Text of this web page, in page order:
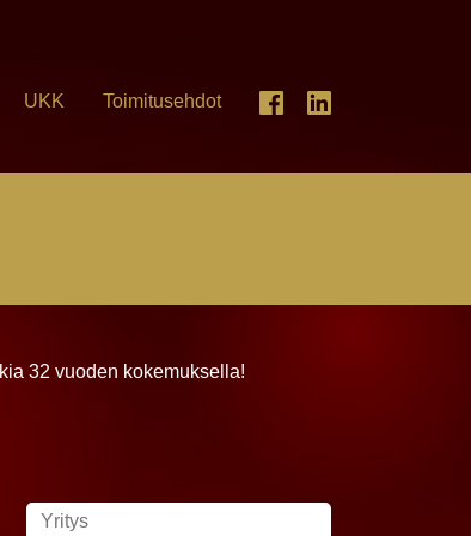
UKK Toimitusehdot
32 vuoden kokemuksella!